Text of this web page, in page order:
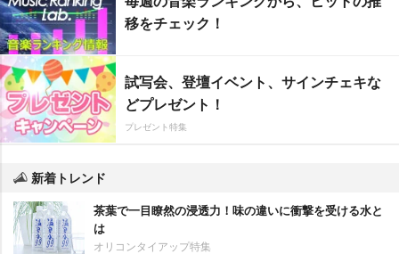
移をチェック！
試写会、登壇イベント、サインチェキな
どプレゼント！
プレゼント特集
新着トレンド
茶葉で一目瞭然の浸透力！味の違いに衝撃を受ける水と
は
オリコンタイアップ特集